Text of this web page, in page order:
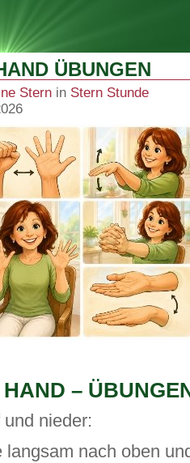
ÜBUNGEN
Stern in Stern Stunde
–
nieder:
langsam nach oben